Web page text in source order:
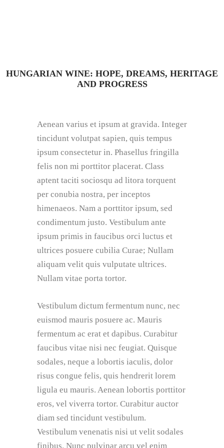
HUNGARIAN WINE: HOPE, DREAMS, HERITAGE
AND PROGRESS
Aenean varius et ipsum at gravida. Integer
tincidunt volutpat sapien, quis tempus
ipsum consectetur in. Phasellus fringilla
felis non mi porttitor placerat. Class
aptent taciti sociosqu ad litora torquent
per conubia nostra, per inceptos
himenaeos. Nam a porttitor ipsum, sed
condimentum justo. Vestibulum ante
ipsum primis in faucibus orci luctus et
ultrices posuere cubilia Curae; Nullam
aliquam velit quis vulputate ultrices.
Nullam vitae porta tortor.
Vestibulum dictum fermentum nunc, nec
euismod mauris posuere ac. Mauris
fermentum ac erat et dapibus. Curabitur
faucibus vitae nisi nec feugiat. Quisque
sodales, neque a lobortis iaculis, dolor
risus congue felis, quis hendrerit lorem
ligula eu mauris. Aenean lobortis porttitor
eros, vel viverra tortor. Curabitur auctor
diam sed tincidunt vestibulum.
Vestibulum venenatis nisi ut velit sodales
finibus. Nunc pulvinar arcu vel enim